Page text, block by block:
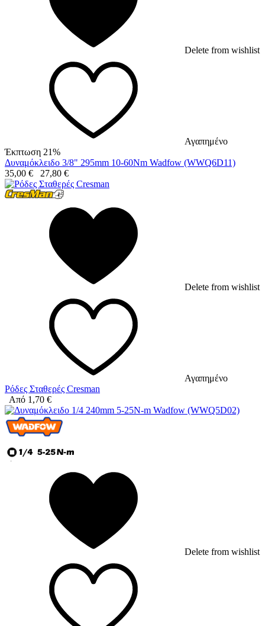
Delete from wishlist
Αγαπημένο
Έκπτωση 21%
Δυναμόκλειδο 3/8" 295mm 10-60Nm Wadfow (WWQ6D11)
35,00 € 27,80 €
Delete from wishlist
Αγαπημένο
Ρόδες Σταθερές Cresman
Από 1,70 €
Delete from wishlist